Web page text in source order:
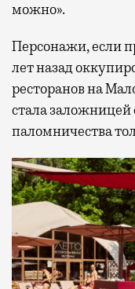
можно».
Персонажи, если
лет назад
ресторанов на
стала заложницей
паломничества